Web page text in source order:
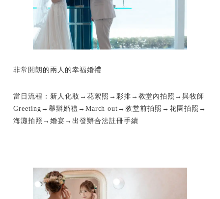
非常開朗的兩人的幸福婚禮
當日流程：新人化妝→花絮照→彩排→教堂內拍照→與牧師
Greeting→舉辦婚禮→March out→教堂前拍照→花園拍照→
海灘拍照→婚宴→出發辦合法註冊手續